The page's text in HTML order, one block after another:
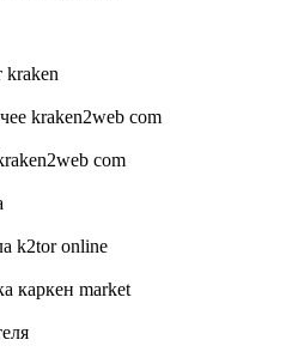
kraken
kraken2web com
com
k2tor online
каркен market